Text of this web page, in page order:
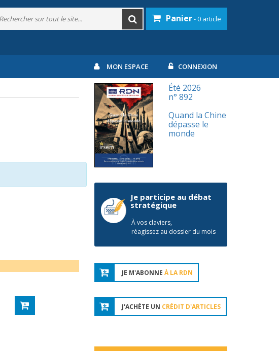
Panier- 0 article
MON ESPACE CONNEXION
Été 2026
n° 892
Quand la Chine
dépasse le
monde
Je participe au débat
stratégique
À vos claviers,
réagissez au dossier du mois
JE M'ABONNE À LA RDN
J'ACHÈTE UN CRÉDIT D'ARTICLES